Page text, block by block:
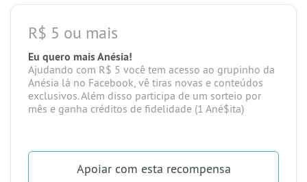
R$ 5 ou mais
Eu quero mais Anésia!
Ajudando com R$ 5 você tem acesso ao grupinho da
Anésia lá no Facebook, vê tiras novas e conteúdos
exclusivos. Além disso participa de um sorteio por
mês e ganha créditos de fidelidade (1 Ané$ita)
Apoiarcom esta recompensa